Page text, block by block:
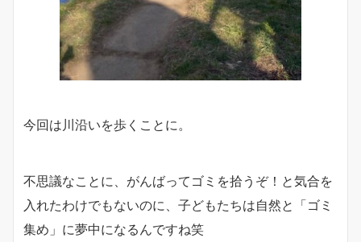
今回は川沿いを歩くことに。
不思議なことに、がんばってゴミを拾うぞ！と気合を
入れたわけでもないのに、子どもたちは自然と「ゴミ
集め」に夢中になるんですね笑